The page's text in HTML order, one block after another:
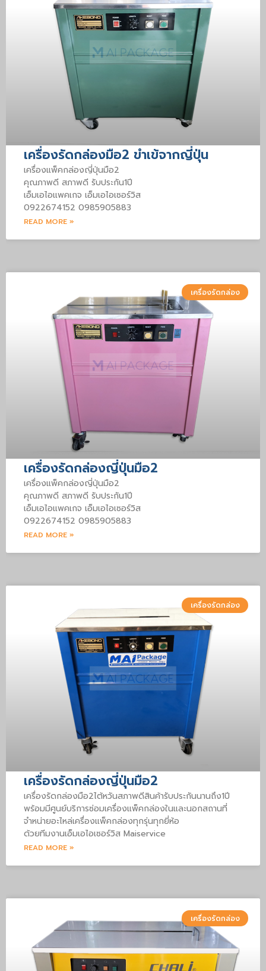
เครื่องรัดกล่องมือ2 ขำเข้จากญี่ปุ่น
เครื่องแพ็คกล่องญี่ปุ่นมือ2
คุณภาพดี สภาพดี รับประกัน1ปี
เอ็มเอไอแพคเกจ เอ็มเอไอเซอร์วิส
0922674152 0985905883
READ MORE »
เครื่องรัดกล่อง
เครื่องรัดกล่องญี่ปุ่นมือ2
เครื่องแพ็คกล่องญี่ปุ่นมือ2
คุณภาพดี สภาพดี รับประกัน1ปี
เอ็มเอไอแพคเกจ เอ็มเอไอเซอร์วิส
0922674152 0985905883
READ MORE »
เครื่องรัดกล่อง
เครื่องรัดกล่องญี่ปุ่นมือ2
เครื่องรัดกล่องมือ2ไต้หวันสภาพดีสินค้ารับประกันนานถึง1ปี
พร้อมมีศูนย์บริการซ่อมเครื่องแพ็คกล่องในและนอกสถานที่
จำหน่ายอะไหล่เครื่องแพ็คกล่องทุกรุ่นทุกยี่ห้อ
ด้วยทีมงานเอ็มเอไอเซอร์วิส Maiservice
READ MORE »
เครื่องรัดกล่อง